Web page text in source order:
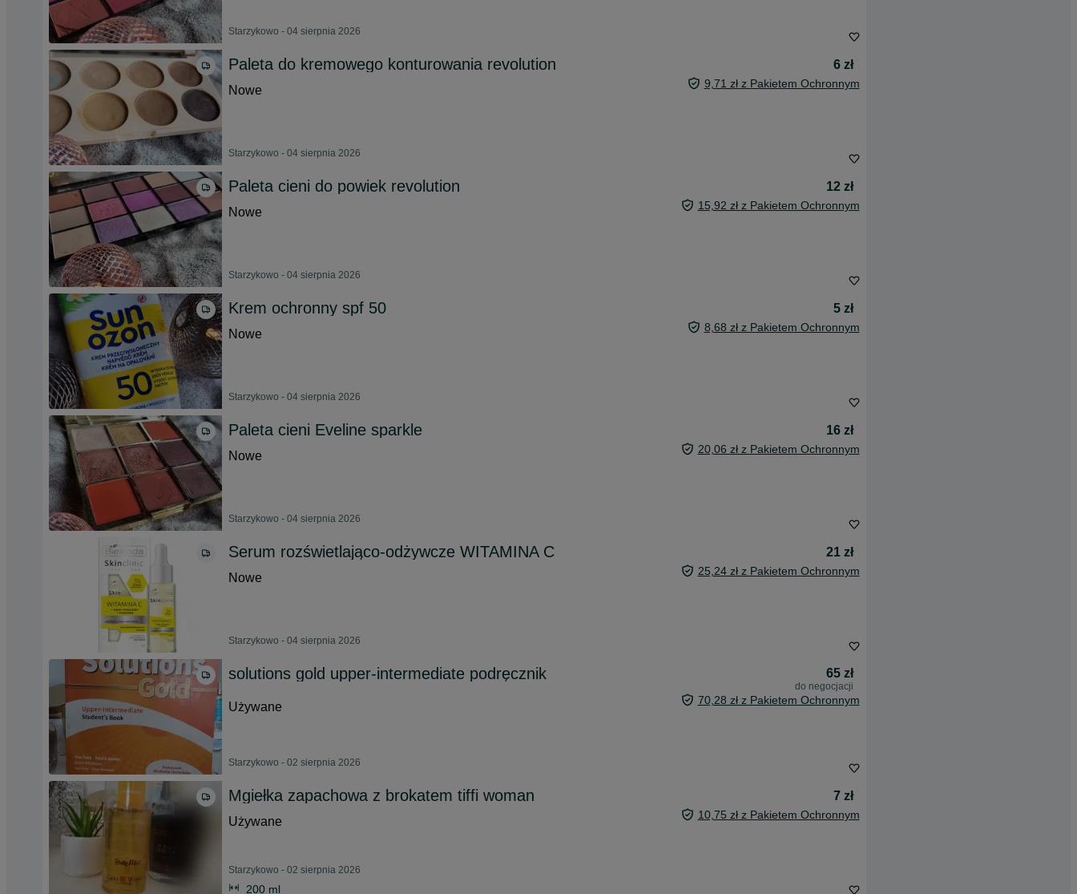
Starzykowo - 04 sierpnia 2026
Paleta do kremowego konturowania revolution
6 zł
Nowe
9,71 zł z Pakietem Ochronnym
Starzykowo - 04 sierpnia 2026
Paleta cieni do powiek revolution
12 zł
Nowe
15,92 zł z Pakietem Ochronnym
Starzykowo - 04 sierpnia 2026
Krem ochronny spf 50
5 zł
Nowe
8,68 zł z Pakietem Ochronnym
Starzykowo - 04 sierpnia 2026
Paleta cieni Eveline sparkle
16 zł
Nowe
20,06 zł z Pakietem Ochronnym
Starzykowo - 04 sierpnia 2026
Serum rozświetlająco-odżywcze WITAMINA C
21 zł
Nowe
25,24 zł z Pakietem Ochronnym
Starzykowo - 04 sierpnia 2026
solutions gold upper-intermediate podręcznik 65 zł
do negocjacji
Używane 70,28 zł z Pakietem Ochronnym
Starzykowo - 02 sierpnia 2026
Mgiełka zapachowa z brokatem tiffi woman
7 zł
Używane
10,75 zł z Pakietem Ochronnym
Starzykowo - 02 sierpnia 2026
200 ml